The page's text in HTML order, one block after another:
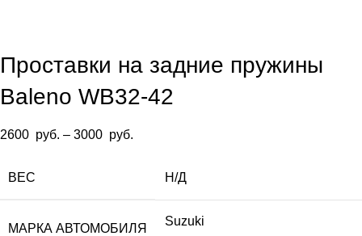
Проставки на задние пружины
Baleno WB32-42
2600 руб. – 3000 руб.
ВЕС Н/Д
МАРКА АВТОМОБИЛЯ
Suzuki